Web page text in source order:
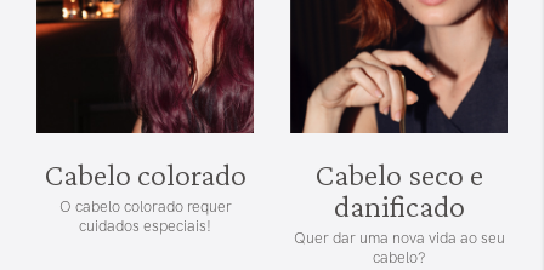
Cabelo colorado
O cabelo colorado requer
cuidados especiais!
Cabelo seco e
danificado
Quer dar uma nova vida ao seu
cabelo?